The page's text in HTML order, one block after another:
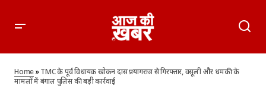
धमकी के मामलों में बंगाल पुलिस की बड़ी कार्रवाई
Home»TMC के पूर्व विधायक खोकन दास प्रयागराज से गिरफ्तार, वसूली और धमकी के
मामलों में बंगाल पुलिस की बड़ी कार्रवाई